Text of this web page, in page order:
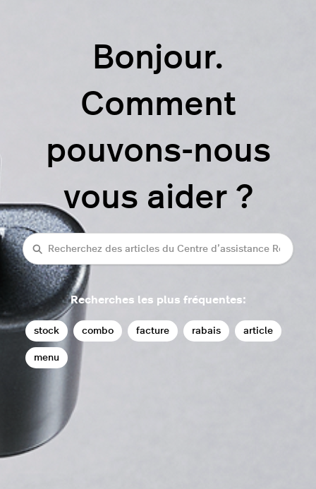
Bonjour.
Comment
pouvons-nous
vous aider ?
Recherche
Recherches les plus fréquentes:
stock combo facture rabais article
menu